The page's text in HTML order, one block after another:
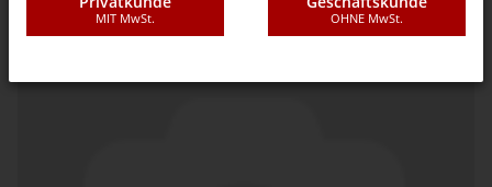
MIT MwSt. OHNE MwSt.